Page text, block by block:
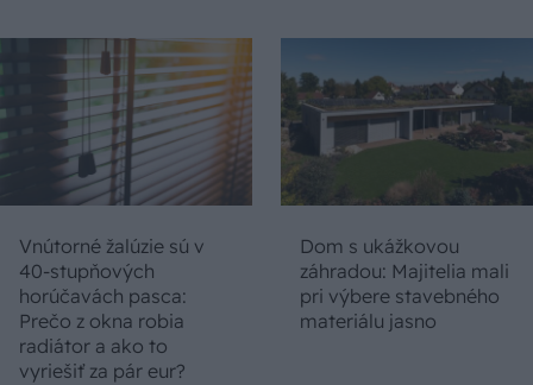
Vnútorné žalúzie sú v
40-stupňových
horúčavách pasca:
Prečo z okna robia
radiátor a ako to
vyriešiť za pár eur?
Dom s ukážkovou
záhradou: Majitelia mali
pri výbere stavebného
materiálu jasno